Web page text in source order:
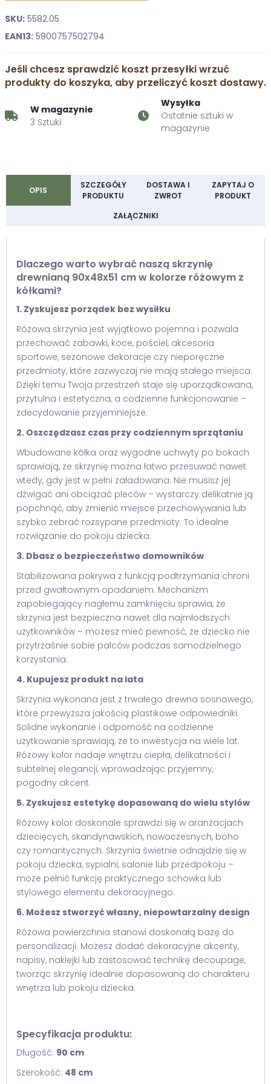
SKU: 5582.05
EAN13: 5900757502794
Jeśli chcesz sprawdzić koszt przesyłki wrzuć
produkty do koszyka, aby przeliczyć koszt dostawy.
W magazynie
3 Sztuki
Wysyłka
Ostatnie sztuki w
magazynie
OPIS
SZCZEGÓŁY
PRODUKTU
DOSTAWA I
ZWROT
ZAPYTAJ O
PRODUKT
ZAŁĄCZNIKI
Dlaczego warto wybrać naszą skrzynię
drewnianą 90x48x51 cm w kolorze różowym z
kółkami?
1. Zyskujesz porządek bez wysiłku
Różowa skrzynia jest wyjątkowo pojemna i pozwala
przechować zabawki, koce, pościel, akcesoria
sportowe, sezonowe dekoracje czy nieporęczne
przedmioty, które zazwyczaj nie mają stałego miejsca.
Dzięki temu Twoja przestrzeń staje się uporządkowana,
przytulna i estetyczna, a codzienne funkcjonowanie –
zdecydowanie przyjemniejsze.
2. Oszczędzasz czas przy codziennym sprzątaniu
Wbudowane kółka oraz wygodne uchwyty po bokach
sprawiają, że skrzynię można łatwo przesuwać nawet
wtedy, gdy jest w pełni załadowana. Nie musisz jej
dźwigać ani obciążać pleców – wystarczy delikatnie ją
popchnąć, aby zmienić miejsce przechowywania lub
szybko zebrać rozsypane przedmioty. To idealne
rozwiązanie do pokoju dziecka.
3. Dbasz o bezpieczeństwo domowników
Stabilizowana pokrywa z funkcją podtrzymania chroni
przed gwałtownym opadaniem. Mechanizm
zapobiegający nagłemu zamknięciu sprawia, że
skrzynia jest bezpieczna nawet dla najmłodszych
użytkowników – możesz mieć pewność, że dziecko nie
przytrzaśnie sobie palców podczas samodzielnego
korzystania.
4. Kupujesz produkt na lata
Skrzynia wykonana jest z trwałego drewna sosnowego,
które przewyższa jakością plastikowe odpowiedniki.
Solidne wykonanie i odporność na codzienne
użytkowanie sprawiają, że to inwestycja na wiele lat.
Różowy kolor nadaje wnętrzu ciepła, delikatności i
subtelnej elegancji, wprowadzając przyjemny,
pogodny akcent.
5. Zyskujesz estetykę dopasowaną do wielu stylów
Różowy kolor doskonale sprawdzi się w aranżacjach
dziecięcych, skandynawskich, nowoczesnych, boho
czy romantycznych. Skrzynia świetnie odnajdzie się w
pokoju dziecka, sypialni, salonie lub przedpokoju –
może pełnić funkcję praktycznego schowka lub
stylowego elementu dekoracyjnego.
6. Możesz stworzyć własny, niepowtarzalny design
Różowa powierzchnia stanowi doskonałą bazę do
personalizacji. Możesz dodać dekoracyjne akcenty,
napisy, naklejki lub zastosować technikę decoupage,
tworząc skrzynię idealnie dopasowaną do charakteru
wnętrza lub pokoju dziecka.
Specyfikacja produktu:
Długość: 90 cm
Szerokość: 48 cm